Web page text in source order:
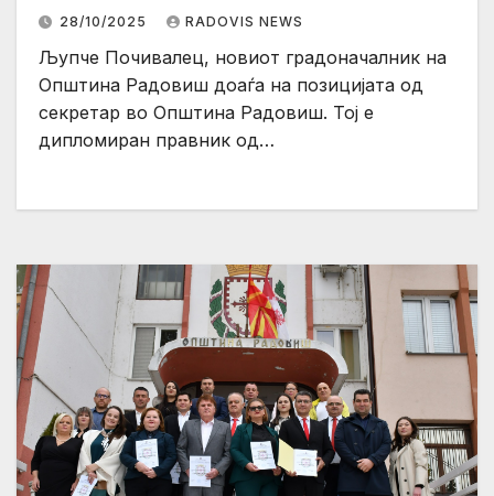
28/10/2025 RADOVIS NEWS
Љупче Почивалец, новиот градоначалник на
Општина Радовиш доаѓа на позицијата од
секретар во Општина Радовиш. Тој е
дипломиран правник од…